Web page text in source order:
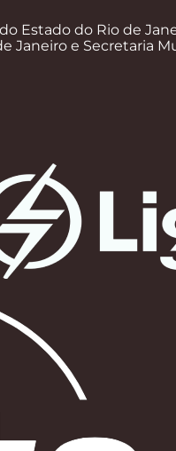
Estado do Rio de
Janeiro e Secretaria